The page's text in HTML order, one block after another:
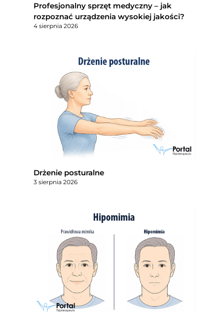
Profesjonalny sprzęt medyczny – jak
rozpoznać urządzenia wysokiej jakości?
4 sierpnia 2026
Drżenie posturalne
3 sierpnia 2026